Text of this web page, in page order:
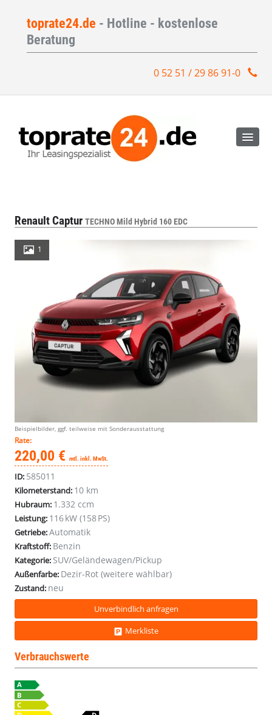
toprate24.de - Hotline - kostenlose
Beratung
0 52 51 / 29 86 91-0
Renault Captur TECHNO Mild Hybrid 160 EDC
1
Beispielbilder, ggf. teilweise mit Sonderausstattung
Rate:
220,00 € mtl. inkl. MwSt.
ID: 585011
Kilometerstand: 10 km
Hubraum: 1.332 ccm
Leistung: 116 kW (158 PS)
Getriebe:Automatik
Kraftstoff: Benzin
Kategorie: SUV/Geländewagen/Pickup
Außenfarbe: Dezir-Rot (weitere wählbar)
Zustand: neu
Unverbindlich anfragen
Merkliste
Verbrauchswerte